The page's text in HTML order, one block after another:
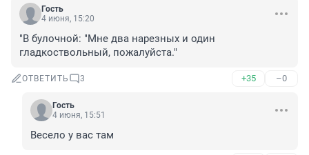
Гость
4 июня, 15:20
"В булочной: "Мне два нарезных и один
гладкоствольный, пожалуйста."
ОТВЕТИТЬ 3 +35 –0
Гость
4 июня, 15:51
Весело у вас там